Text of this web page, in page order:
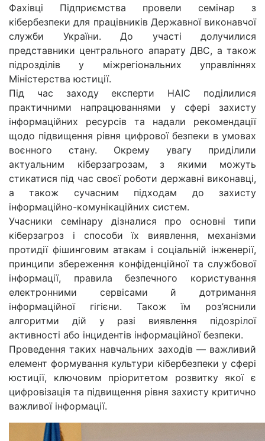
Фахівці Підприємства провели семінар з
кібербезпеки для працівників Державної виконавчої
служби України. До участі долучилися
представники центрального апарату ДВС, а також
підрозділів у міжрегіональних управліннях
Міністерства юстиції.
Під час заходу експерти НАІС поділилися
практичними напрацюваннями у сфері захисту
інформаційних ресурсів та надали рекомендації
щодо підвищення рівня цифрової безпеки в умовах
воєнного стану. Окрему увагу приділили
актуальним кіберзагрозам, з якими можуть
стикатися під час своєї роботи державні виконавці,
а також сучасним підходам до захисту
інформаційно-комунікаційних систем.
Учасники семінару дізналися про основні типи
кіберзагроз і способи їх виявлення, механізми
протидії фішинговим атакам і соціальній інженерії,
принципи збереження конфіденційної та службової
інформації, правила безпечного користування
електронними сервісами й дотримання
інформаційної гігієни. Також їм роз’яснили
алгоритми дій у разі виявлення підозрілої
активності або інцидентів інформаційної безпеки.
Проведення таких навчальних заходів — важливий
елемент формування культури кібербезпеки у сфері
юстиції, ключовим пріоритетом розвитку якої є
цифровізація та підвищення рівня захисту критично
важливої інформації.